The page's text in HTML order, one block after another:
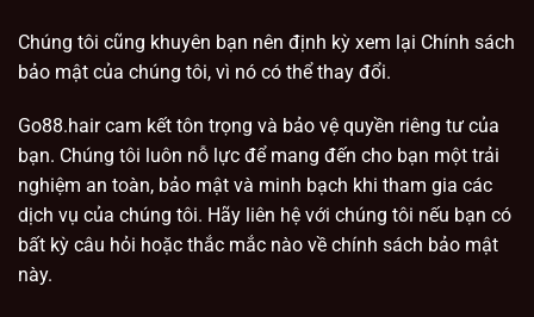
Chúng tôi cũng khuyên bạn nên định kỳ xem lại Chính sách
bảo mật của chúng tôi, vì nó có thể thay đổi.
Go88.hair cam kết tôn trọng và bảo vệ quyền riêng tư của
bạn. Chúng tôi luôn nỗ lực để mang đến cho bạn một trải
nghiệm an toàn, bảo mật và minh bạch khi tham gia các
dịch vụ của chúng tôi. Hãy liên hệ với chúng tôi nếu bạn có
bất kỳ câu hỏi hoặc thắc mắc nào về chính sách bảo mật
này.